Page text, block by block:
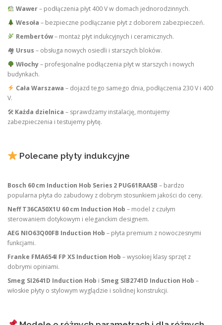
Wawer– podłączenia płyt 400 V w domach jednorodzinnych.
Wesoła – bezpieczne podłączanie płyt z doborem zabezpieczeń.
Rembertów– montaż płyt indukcyjnych i ceramicznych.
🏘 Ursus – obsługa nowych osiedli i starszych bloków.
Włochy– profesjonalne podłączenia płyt w starszych i nowych
budynkach.
Cała Warszawa – dojazd tego samego dnia, podłączenia 230 V i 400
V.
🛠 Każda dzielnica – sprawdzamy instalację, montujemy
zabezpieczenia i testujemy płytę.
Polecane płyty indukcyjne
Bosch 60 cm Induction Hob Series 2 PUG61RAA5B – bardzo
popularna płyta do zabudowy z dobrym stosunkiem jakości do ceny.
Neff T36CA50X1U 60 cm Induction Hob – model z czułym
sterowaniem dotykowym i eleganckim designem.
AEG NIO63Q00FB Induction Hob – płyta premium z nowoczesnymi
funkcjami.
Franke FMA654I FP XS Induction Hob – wysokiej klasy sprzęt z
dobrymi opiniami.
Smeg SI2641D Induction Hob i Smeg SIB2741D Induction Hob –
włoskie płyty o stylowym wyglądzie i solidnej konstrukcji.